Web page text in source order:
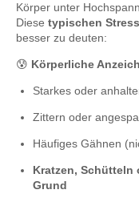
Körper unter
Diese typischen
besser zu deuten:
😰 Körperliche
Starkes oder
Zittern oder
Häufiges Gähnen
Kratzen, Schütteln
Grund